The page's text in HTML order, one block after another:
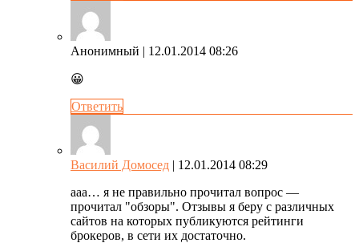
Анонимный | 12.01.2014 08:26
😀
Ответить
Василий Домосед | 12.01.2014 08:29
ааа… я не правильно прочитал вопрос —
прочитал "обзоры". Отзывы я беру с различных
сайтов на которых публикуются рейтинги
брокеров, в сети их достаточно.